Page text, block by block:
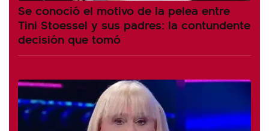
Se conoció el motivo de la pelea entre
Tini Stoessel y sus padres: la contundente
decisión que tomó